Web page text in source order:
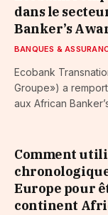
dans le
Banker’s
BANQUES &
Ecobank
Groupe») a
aux African
Comment
Europe pour
continent